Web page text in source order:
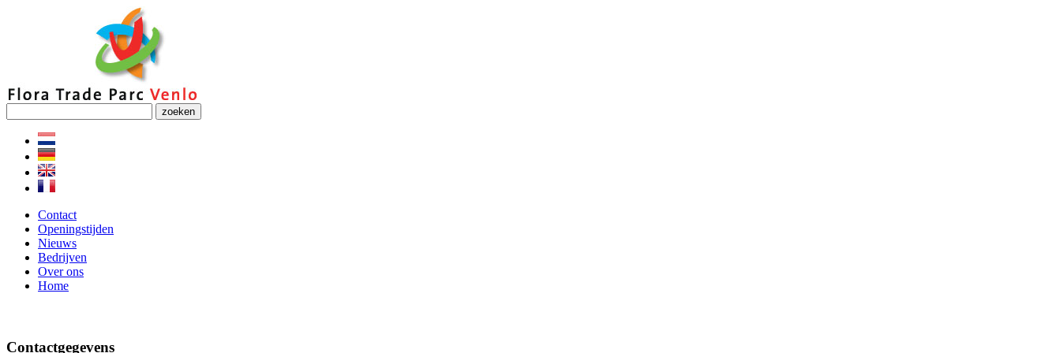
zoeken
Contact
Openingstijden
Nieuws
Bedrijven
Over ons
Home
Contactgegevens